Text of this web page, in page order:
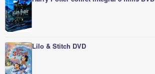
Lilo & Stitch DVD